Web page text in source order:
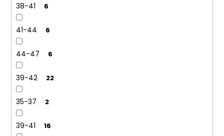
38-41 6
41-44 6
44-47 6
39-42 22
35-37 2
39-41 16